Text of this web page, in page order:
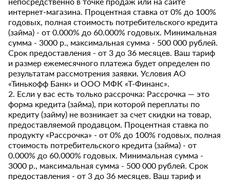
интернет-магазина. Процентная ставка от 0% до 100%
годовых, полная стоимость потребительского кредита
(займа) - от 0.000% до 60.000% годовых. Минимальная
сумма - 3000 р., максимальная сумма - 500 000 рублей.
Срок предоставления - от 3 до 36 месяцев. Ваш тариф
и размер ежемесячного платежа будет определен по
результатам рассмотрения заявки. Условия АО
«Тинькофф Банк» и ООО МФК «Т-Финанс».
2. Если у вас есть только рассрочка: Рассрочка — это
форма кредита (займа), при которой переплаты по
кредиту (займу) не возникает за счет скидки на товар,
предоставляемой продавцом. Процентная ставка по
продукту «Рассрочка» - от 0% до 100% годовых, полная
стоимость потребительского кредита (займа) - от
0.000% до 60.000% годовых. Минимальная сумма -
3000 р., максимальная сумма - 500 000 рублей. Срок
предоставления - от 3 до 36 месяцев. Ваш тариф и